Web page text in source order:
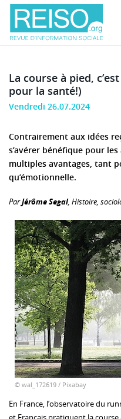
La course à pied,
pour la santé!)
Vendredi 26.07.2024
Contrairement aux idées
s’avérer bénéfique pour
multiples avantages, tant
qu’émotionnelle.
ParJérôme Segal, Histoire,
© wal_172619 / Pixabay
En France, l’observatoire du